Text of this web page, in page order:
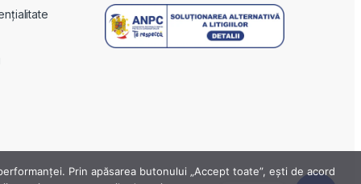
Prin apăsarea butonului „Accept toate”, ești de acord